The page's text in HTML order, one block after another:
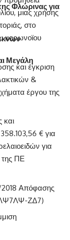
μιας χρήσης
στο
κορωνοϊου
και έγκριση
&
έργου της
και
€ για
για
της ΠΕ
2018 Απόφασης
ΖΔ7)
Φλώρινας για
Μεγάλη